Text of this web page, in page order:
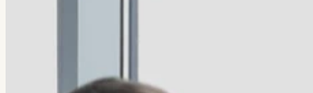
Анатолий ответит лично.